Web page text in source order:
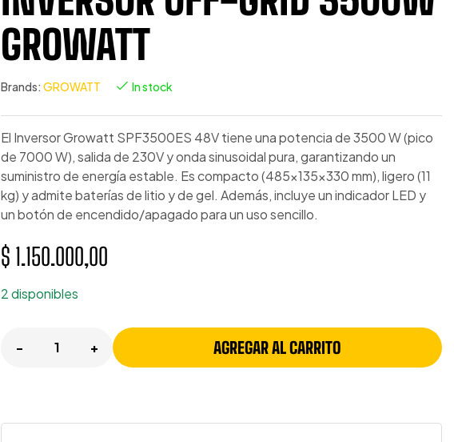
GROWATT
Brands:GROWATT In stock
El Inversor Growatt SPF3500ES 48V tiene una potencia de 3500 W (pico
de 7000 W), salida de 230V y onda sinusoidal pura, garantizando un
suministro de energía estable. Es compacto (485x135x330 mm), ligero (11
kg) y admite baterías de litio y de gel. Además, incluye un indicador LED y
un botón de encendido/apagado para un uso sencillo.
$ 1.150.000,00
2 disponibles
- + AGREGAR AL CARRITO